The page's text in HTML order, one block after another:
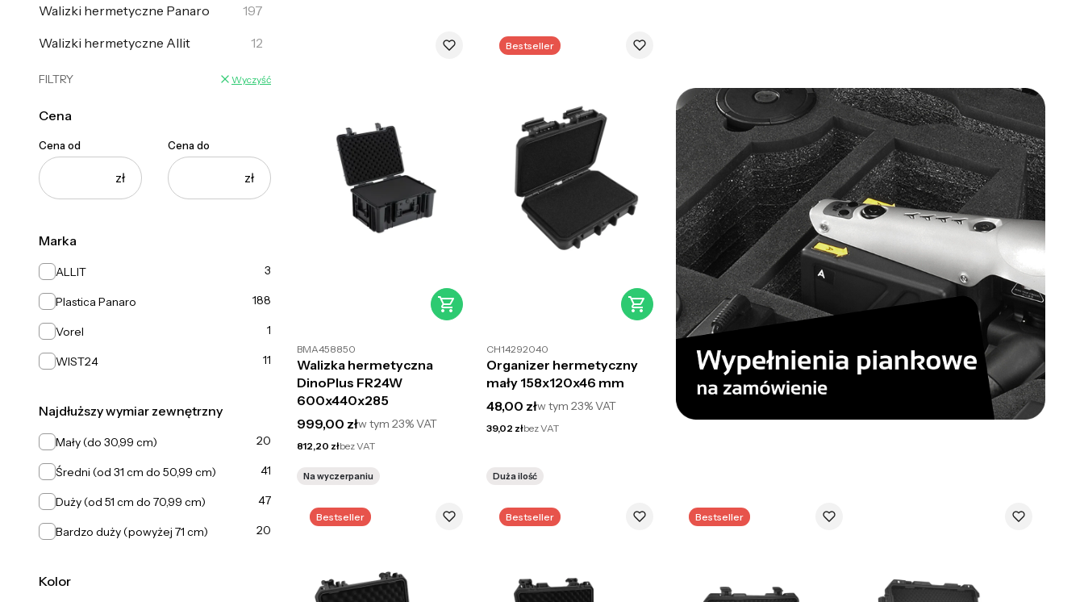
Walizki hermetyczne Panaro
197
Walizki hermetyczne Allit
12
FILTRY Wyczyść
Cena
Cena od
zł
Cena do
zł
Marka
MarkaALLIT 3
Plastica Panaro 188
Vorel 1
WIST24 11
Najdłuższy wymiar zewnętrzny
Najdłuższy wymiar zewnętrzny
Mały (do 30,99 cm) 20
Średni (od 31 cm do 50,99 cm) 41
Duży (od 51 cm do 70,99 cm) 47
Bardzo duży (powyżej 71 cm) 20
Kolor
BMA458850
Walizka hermetyczna
DinoPlus FR24W
600x440x285
Cena brutto
999,00 złw tym 23%VAT
Cena netto
812,20 złbez VAT
Na wyczerpaniu
Bestseller
CH14292040
Organizer hermetyczny
mały 158x120x46 mm
Cena brutto
48,00 złw tym23%VAT
Cena netto
39,02 złbez VAT
Duża ilość
Bestseller Bestseller Bestseller